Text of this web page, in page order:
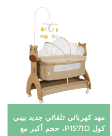
مهد كهربائي تلقائي جديد بيبي
كول P1571D، حجم أكبر مع